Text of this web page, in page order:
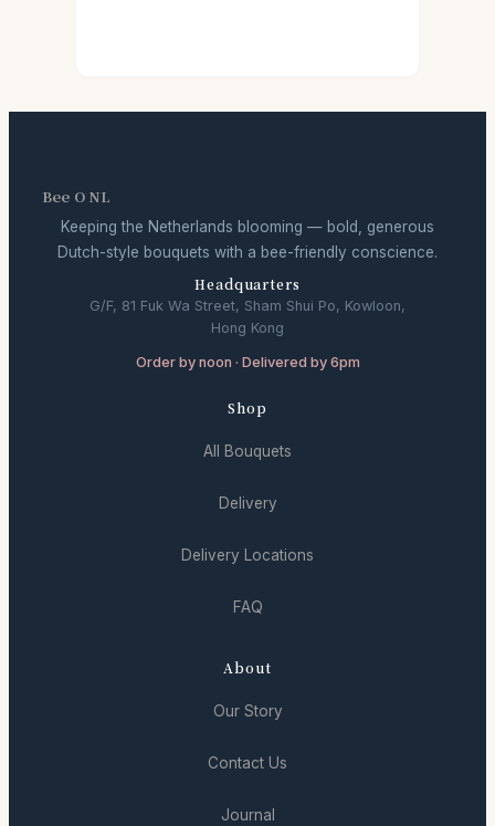
Bee O NL
Keeping the Netherlands blooming — bold, generous
Dutch-style bouquets with a bee-friendly conscience.
Headquarters
G/F, 81 Fuk Wa Street, Sham Shui Po, Kowloon,
Hong Kong
Order by noon · Delivered by 6pm
Shop
All Bouquets
Delivery
Delivery Locations
FAQ
About
Our Story
Contact Us
Journal